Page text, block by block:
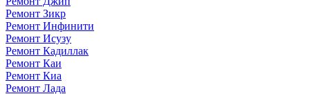
Ремонт Зикр
Ремонт Инфинити
Ремонт Исузу
Ремонт Кадиллак
Ремонт Каи
Ремонт Киа
Ремонт Лада